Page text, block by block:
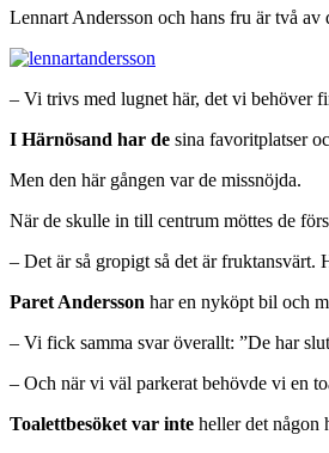
Lennart Andersson och hans fru är två av
– Vi trivs med lugnet här, det vi behöver
I Härnösand har de sina favoritplatser
Men den här gången var de missnöjda.
När de skulle in till centrum möttes de
– Det är så gropigt så det är fruktansvärt.
Paret Andersson har en nyköpt bil och
– Vi fick samma svar överallt: ”De har
– Och när vi väl parkerat behövde vi en
Toalettbesöket var inte heller det någon